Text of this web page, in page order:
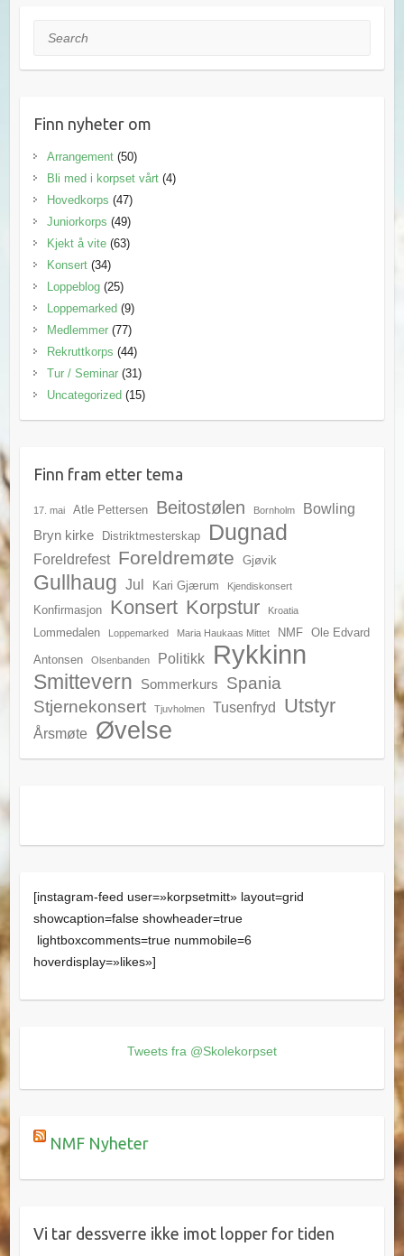
Search
Finn nyheter om
Arrangement(50)
Bli med i korpset vårt(4)
Hovedkorps (47)
Juniorkorps (49)
Kjekt å vite(63)
Konsert(34)
Loppeblog(25)
Loppemarked(9)
Medlemmer(77)
Rekruttkorps (44)
Tur / Seminar(31)
Uncategorized(15)
Finn fram etter tema
17. mai Atle Pettersen Beitostølen Bornholm Bowling
Bryn kirke Distriktmesterskap Dugnad
Foreldrefest Foreldremøte Gjøvik
Gullhaug Jul Kari Gjærum Kjendiskonsert
Konfirmasjon Konsert Korpstur Kroatia
Lommedalen Loppemarked Maria Haukaas Mittet NMF
Ole Edvard
Antonsen
Olsenbanden Politikk Rykkinn
Smittevern Sommerkurs
Spania
Stjernekonsert
Tjuvholmen Tusenfryd Utstyr
Årsmøte Øvelse
[instagram-feed user=»korpsetmitt» layout=grid
showcaption=false showheader=true
lightboxcomments=true nummobile=6
hoverdisplay=»likes»]
Tweets fra @Skolekorpset
NMF Nyheter
Vi tar dessverre ikke imot lopper for tiden